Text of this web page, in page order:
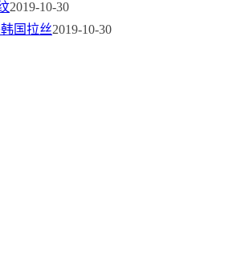
2019-10-30
国拉丝2019-10-30